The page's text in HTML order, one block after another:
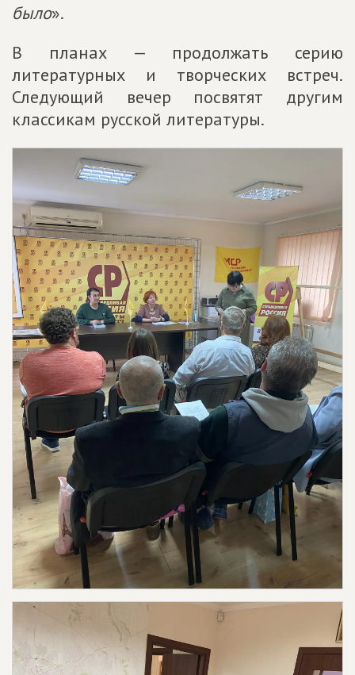
было».
В планах — продолжать серию
литературных и творческих встреч.
Следующий вечер посвятят другим
классикам русской литературы.